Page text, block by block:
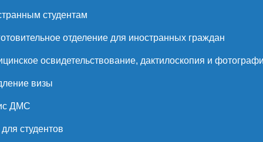
студентам
отделение для иностранных граждан
освидетельствование, дактилоскопия и
визы
ДМС
студентов